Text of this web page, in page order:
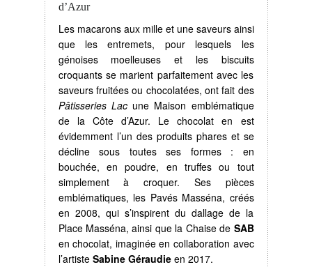
d’Azur
Les macarons aux mille et une saveurs ainsi
que les entremets, pour lesquels les
génoises moelleuses et les biscuits
croquants se marient parfaitement avec les
saveurs fruitées ou chocolatées, ont fait des
Pâtisseries Lacune Maison emblématique
de la Côte d’Azur. Le chocolat en est
évidemment l’un des produits phares et se
décline sous toutes ses formes : en
bouchée, en poudre, en truffes ou tout
simplement à croquer. Ses pièces
emblématiques, les Pavés Masséna, créés
en 2008, qui s’inspirent du dallage de la
Place Masséna, ainsi que la Chaise de SAB
en chocolat, imaginée en collaboration avec
l’artiste Sabine Géraudieen 2017.